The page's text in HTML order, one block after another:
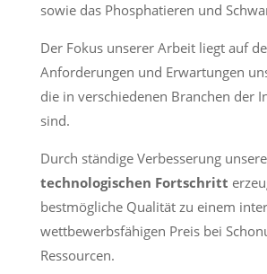
sowie das Phosphatieren und
Der Fokus unserer Arbeit liegt auf
Anforderungen und Erwartungen
die in verschiedenen Branchen der
sind.
Durch ständige Verbesserung
technologischen Fortschritt
bestmögliche Qualität zu einem
wettbewerbsfähigen Preis bei
Ressourcen.